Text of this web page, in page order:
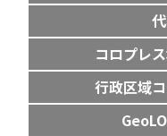
コロプレ
行政区域